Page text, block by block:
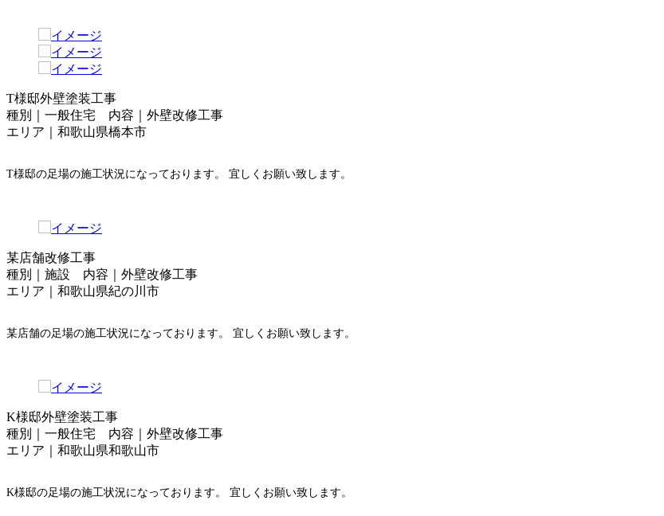
T様邸外壁塗装工事
種別｜一般住宅 内容｜外壁改修工事
エリア｜和歌山県橋本市
T様邸の足場の施工状況になっております。 宜しくお願い致します。
某店舗改修工事
種別｜施設 内容｜外壁改修工事
エリア｜和歌山県紀の川市
某店舗の足場の施工状況になっております。 宜しくお願い致します。
K様邸外壁塗装工事
種別｜一般住宅 内容｜外壁改修工事
エリア｜和歌山県和歌山市
K様邸の足場の施工状況になっております。 宜しくお願い致します。